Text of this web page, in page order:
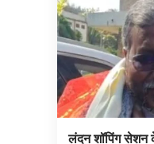
लंदन शॉपिंग सेशन